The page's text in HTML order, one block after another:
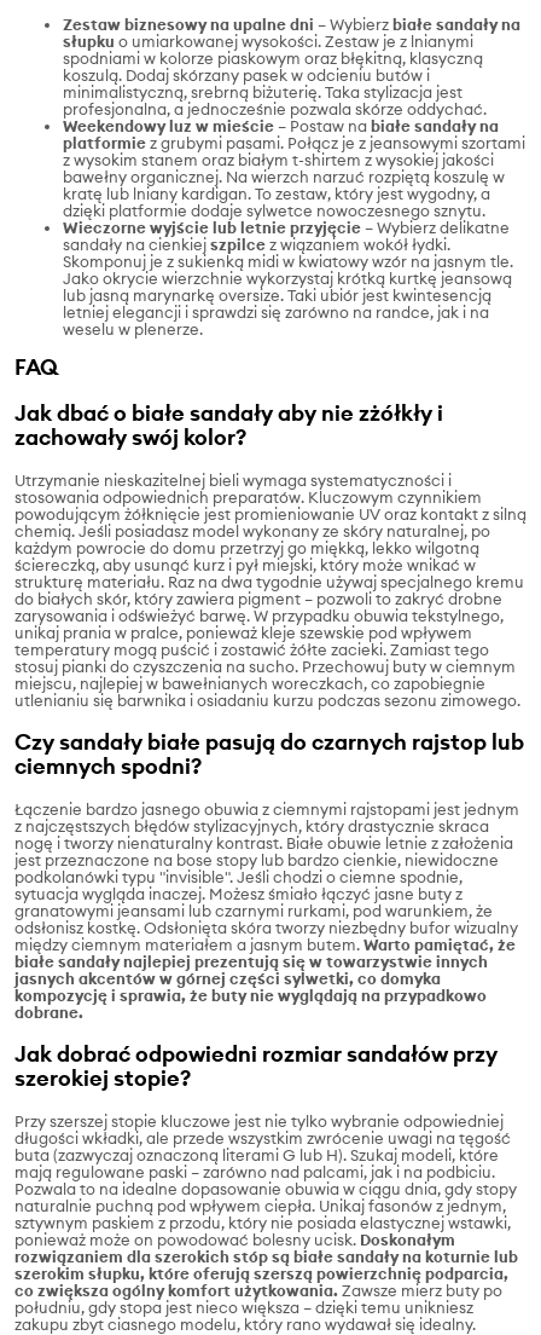
Zestaw biznesowy na upalne dni – Wybierzbiałe sandały na
słupku o umiarkowanej wysokości. Zestaw je z lnianymi
spodniami w kolorze piaskowym oraz błękitną, klasyczną
koszulą. Dodaj skórzany pasek w odcieniu butów i
minimalistyczną, srebrną biżuterię. Taka stylizacja jest
profesjonalna, a jednocześnie pozwala skórze oddychać.
Weekendowy luz w mieście– Postaw nabiałe sandały na
platformiez grubymi pasami. Połącz je z jeansowymi szortami
z wysokim stanem oraz białym t-shirtem z wysokiej jakości
bawełny organicznej. Na wierzch narzuć rozpiętą koszulę w
kratę lub lniany kardigan. To zestaw, który jest wygodny, a
dzięki platformie dodaje sylwetce nowoczesnego sznytu.
Wieczorne wyjście lub letnie przyjęcie– Wybierz delikatne
sandały na cienkiejszpilcez wiązaniem wokół łydki.
Skomponuj je z sukienką midi w kwiatowy wzór na jasnym tle.
Jako okrycie wierzchnie wykorzystaj krótką kurtkę jeansową
lub jasną marynarkę oversize. Taki ubiór jest kwintesencją
letniej elegancji i sprawdzi się zarówno na randce, jak i na
weselu w plenerze.
FAQ
Jak dbać o białe sandały aby nie zżółkły i
zachowały swój kolor?
Utrzymanie nieskazitelnej bieli wymaga systematyczności i
stosowania odpowiednich preparatów. Kluczowym czynnikiem
powodującym żółknięcie jest promieniowanie UV oraz kontakt z silną
chemią. Jeśli posiadasz model wykonany ze skóry naturalnej, po
każdym powrocie do domu przetrzyj go miękką, lekko wilgotną
ściereczką, aby usunąć kurz i pył miejski, który może wnikać w
strukturę materiału. Raz na dwa tygodnie używaj specjalnego kremu
do białych skór, który zawiera pigment – pozwoli to zakryć drobne
zarysowania i odświeżyć barwę. W przypadku obuwia tekstylnego,
unikaj prania w pralce, ponieważ kleje szewskie pod wpływem
temperatury mogą puścić i zostawić żółte zacieki. Zamiast tego
stosuj pianki do czyszczenia na sucho. Przechowuj buty w ciemnym
miejscu, najlepiej w bawełnianych woreczkach, co zapobiegnie
utlenianiu się barwnika i osiadaniu kurzu podczas sezonu zimowego.
Czy sandały białe pasują do czarnych rajstop lub
ciemnych spodni?
Łączenie bardzo jasnego obuwia z ciemnymi rajstopami jest jednym
z najczęstszych błędów stylizacyjnych, który drastycznie skraca
nogę i tworzy nienaturalny kontrast. Białe obuwie letnie z założenia
jest przeznaczone na bose stopy lub bardzo cienkie, niewidoczne
podkolanówki typu "invisible". Jeśli chodzi o ciemne spodnie,
sytuacja wygląda inaczej. Możesz śmiało łączyć jasne buty z
granatowymi jeansami lub czarnymi rurkami, pod warunkiem, że
odsłonisz kostkę. Odsłonięta skóra tworzy niezbędny bufor wizualny
między ciemnym materiałem a jasnym butem.Warto pamiętać, że
białe sandały najlepiej prezentują się w towarzystwie innych
jasnych akcentów w górnej części sylwetki, co domyka
kompozycję i sprawia, że buty nie wyglądają na przypadkowo
dobrane.
Jak dobrać odpowiedni rozmiar sandałów przy
szerokiej stopie?
Przy szerszej stopie kluczowe jest nie tylko wybranie odpowiedniej
długości wkładki, ale przede wszystkim zwrócenie uwagi na tęgość
buta (zazwyczaj oznaczoną literami G lub H). Szukaj modeli, które
mają regulowane paski – zarówno nad palcami, jak i na podbiciu.
Pozwala to na idealne dopasowanie obuwia w ciągu dnia, gdy stopy
naturalnie puchną pod wpływem ciepła. Unikaj fasonów z jednym,
sztywnym paskiem z przodu, który nie posiada elastycznej wstawki,
ponieważ może on powodować bolesny ucisk. Doskonałym
rozwiązaniem dla szerokich stóp są białe sandały na koturnie lub
szerokim słupku, które oferują szerszą powierzchnię podparcia,
co zwiększa ogólny komfort użytkowania.Zawsze mierz buty po
południu, gdy stopa jest nieco większa – dzięki temu unikniesz
zakupu zbyt ciasnego modelu, który rano wydawał się idealny.